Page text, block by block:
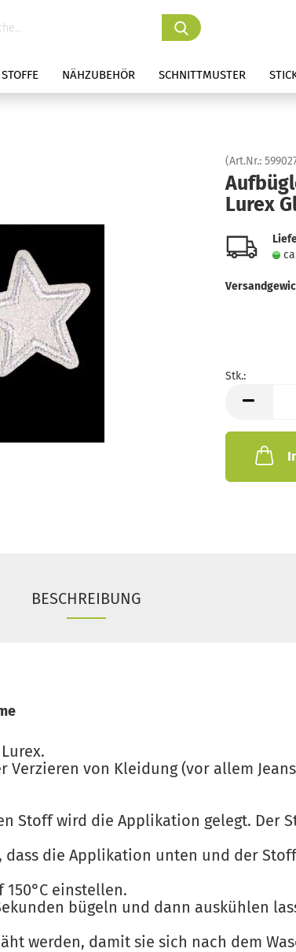
STOFFE NÄHZUBEHÖR SCHNITTMUSTER
(Art.Nr.:
Lurex
Stk.:
BESCHREIBUNG
Verzieren von Kleidung (vor allem
Stoff wird die Applikation gelegt. Der
dass die Applikation unten und der
einstellen.
bügeln und dann auskühlen
werden, damit sie sich nach dem